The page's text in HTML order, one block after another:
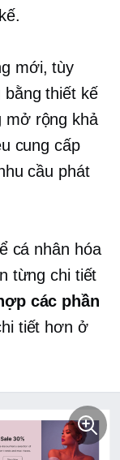
mới, tùy
bằng thiết kế
mở rộng khả
cung cấp
cầu phát
cá nhân hóa
từng chi tiết
các phần
tiết hơn ở